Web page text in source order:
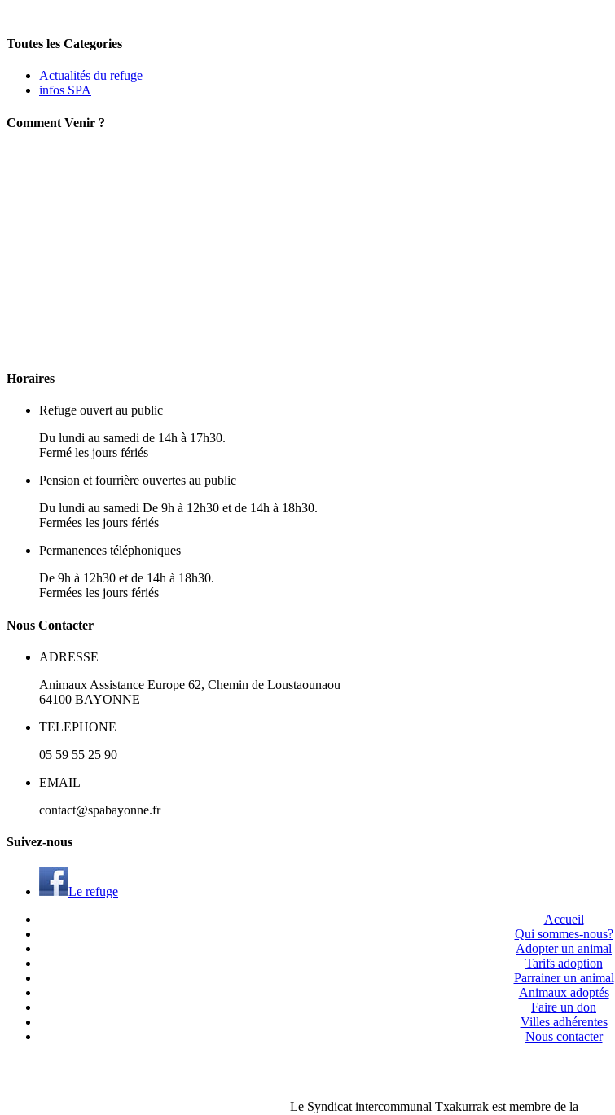
Toutes les Categories
Actualités du refuge
infos SPA
Comment Venir ?
Horaires
Refuge ouvert au public
Du lundi au samedi de 14h à 17h30.
Fermé les jours fériés
Pension et fourrière ouvertes au public
Du lundi au samedi De 9h à 12h30 et de 14h à 18h30.
Fermées les jours fériés
Permanences téléphoniques
De 9h à 12h30 et de 14h à 18h30.
Fermées les jours fériés
Nous Contacter
ADRESSE
Animaux Assistance Europe 62, Chemin de Loustaounaou
64100 BAYONNE
TELEPHONE
05 59 55 25 90
EMAIL
contact@spabayonne.fr
Suivez-nous
Le refuge
Accueil
Qui sommes-nous?
Adopter un animal
Tarifs adoption
Parrainer un animal
Animaux adoptés
Faire un don
Villes adhérentes
Nous contacter
Le Syndicat intercommunal Txakurrak est membre de la